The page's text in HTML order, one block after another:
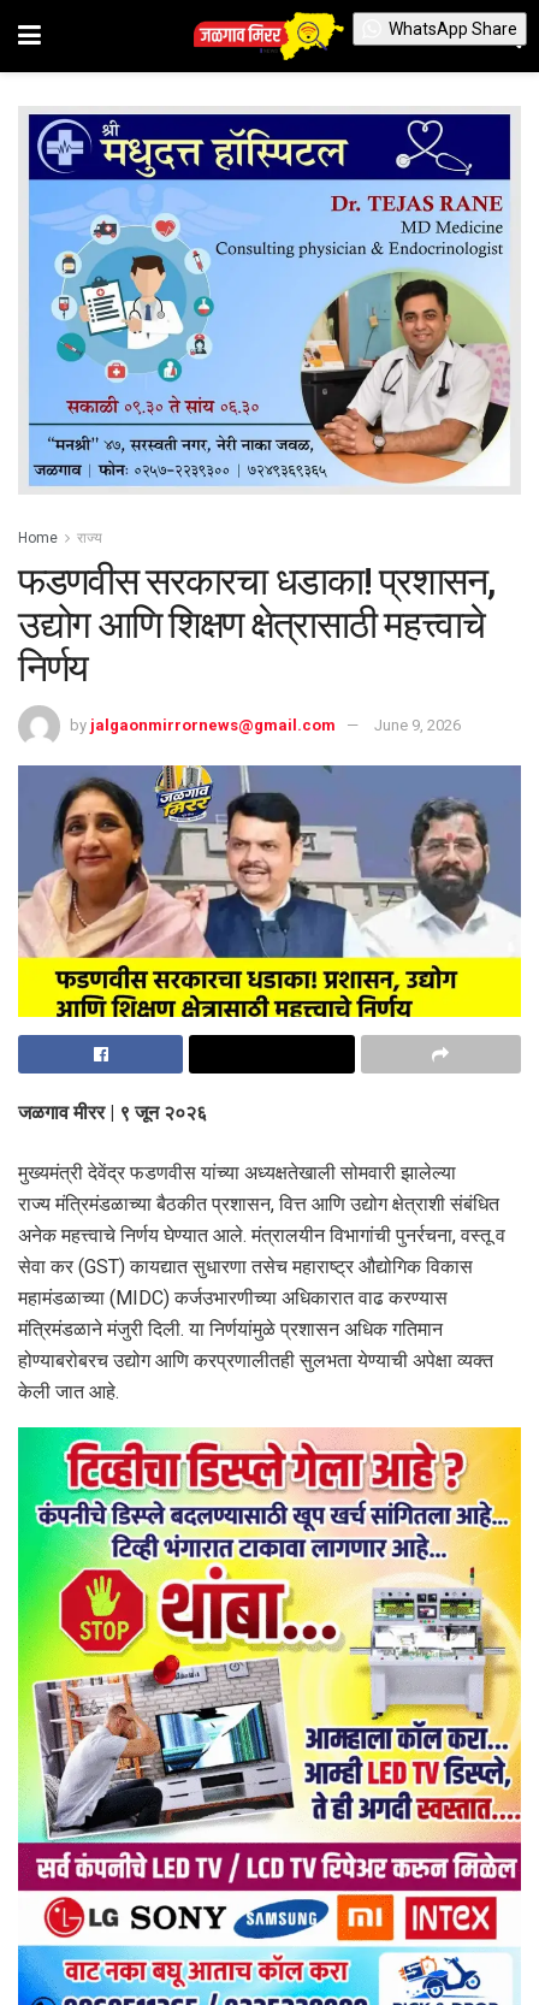
Home राज्य
फडणवीस सरकारचा धडाका! प्रशासन,
उद्योग आणि शिक्षण क्षेत्रासाठी महत्त्वाचे
निर्णय
by jalgaonmirrornews@gmail.com June 9, 2026
जळगाव मीरर | ९ जून २०२६
मुख्यमंत्री देवेंद्र फडणवीस यांच्या अध्यक्षतेखाली सोमवारी झालेल्या
राज्य मंत्रिमंडळाच्या बैठकीत प्रशासन, वित्त आणि उद्योग क्षेत्राशी संबंधित
अनेक महत्त्वाचे निर्णय घेण्यात आले. मंत्रालयीन विभागांची पुनर्रचना, वस्तू व
सेवा कर (GST) कायद्यात सुधारणा तसेच महाराष्ट्र औद्योगिक विकास
महामंडळाच्या (MIDC) कर्जउभारणीच्या अधिकारात वाढ करण्यास
मंत्रिमंडळाने मंजुरी दिली. या निर्णयांमुळे प्रशासन अधिक गतिमान
होण्याबरोबरच उद्योग आणि करप्रणालीतही सुलभता येण्याची अपेक्षा व्यक्त
केली जात आहे.
WhatsApp Share